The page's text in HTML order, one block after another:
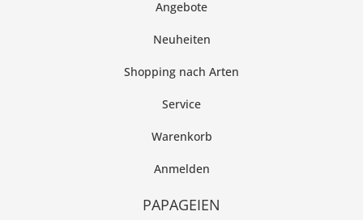
Angebote
Neuheiten
Shopping nach Arten
Service
Warenkorb
Anmelden
PAPAGEIEN